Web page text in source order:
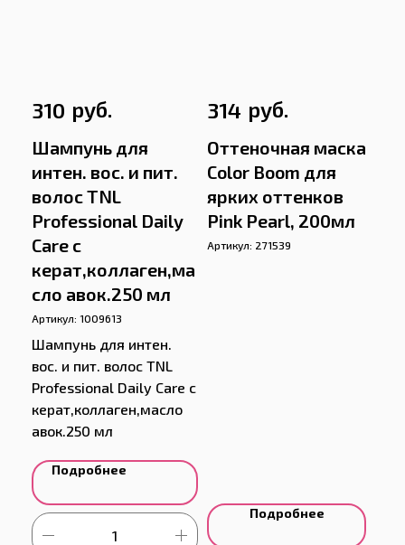
310 руб.
Шампунь для
интен. вос. и пит.
волос TNL
Professional Daily
Care с
керат,коллаген,ма
сло авок.250 мл
Артикул: 1009613
Шампунь для интен.
вос. и пит. волос TNL
Professional Daily Care с
керат,коллаген,масло
авок.250 мл
Подробнее
314 руб.
Оттеночная маска
Color Boom для
ярких оттенков
Pink Pearl, 200мл
Артикул: 271539
Подробнее